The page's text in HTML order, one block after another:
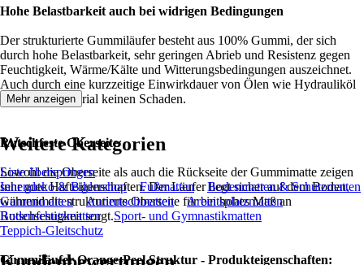
Hohe Belastbarkeit auch bei widrigen Bedingungen
Der strukturierte Gummiläufer besteht aus 100% Gummi, der sich
durch hohe Belastbarkeit, sehr geringen Abrieb und Resistenz gegen
Feuchtigkeit, Wärme/Kälte und Witterungsbedingungen auszeichnet.
Auch durch eine kurzzeitige Einwirkdauer von Ölen wie Hydrauliköl
nimmt das Material keinen Schaden.
Rutschfeste Oberseite
Sowohl die Oberseite als auch die Rückseite der Gummimatte zeigen
sehr gute Hafteigenschaften. Der Läufer liegt sicher auf dem Boden,
während die strukturierte Oberseite für ein hohes Maß an
Rutschfestigkeit sorgt.
Gummiläufer Orange-Peel Struktur - Produkteigenschaften:
Mehr anzeigen
Weitere Kategorien
Liste überspringen
Innendeko & Bildershop
Fußmatten
Bodenmatten & Schutzmatten
Gummimatten
Antirutschmatten
Arbeitsplatzmatten
Bodenschutzmatten
Sport- und Gymnastikmatten
Teppich-Gleitschutz